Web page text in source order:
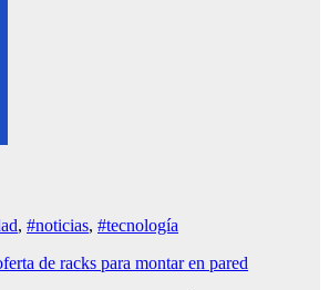
, #noticias, #tecnología